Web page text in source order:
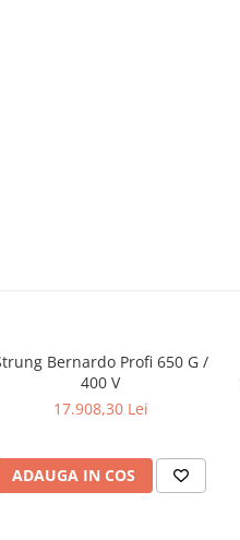
Bernardo Profi 650 G /
400 V
17.908,30 Lei
ADAUGA IN COS